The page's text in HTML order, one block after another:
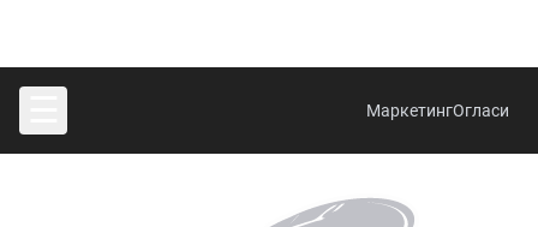
МаркетингОгласи